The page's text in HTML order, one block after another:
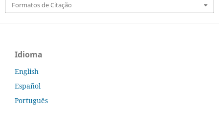
Formatos de Citação
Idioma
English
Español
Português